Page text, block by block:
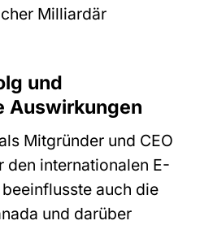
Milliardär
und
Auswirkungen
Mitgründer und CEO
den internationalen E-
auch die
und darüber